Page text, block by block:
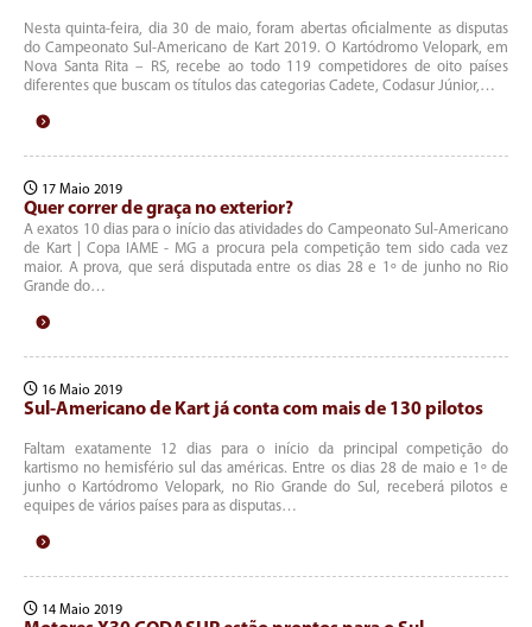
Nesta quinta-feira, dia 30 de maio, foram abertas oficialmente as disputas
do Campeonato Sul-Americano de Kart 2019. O Kartódromo Velopark, em
Nova Santa Rita – RS, recebe ao todo 119 competidores de oito países
diferentes que buscam os títulos das categorias Cadete, Codasur Júnior,…
17 Maio 2019
Quer correr de graça no exterior?
A exatos 10 dias para o início das atividades do Campeonato Sul-Americano
de Kart | Copa IAME - MG a procura pela competição tem sido cada vez
maior. A prova, que será disputada entre os dias 28 e 1º de junho no Rio
Grande do…
16 Maio 2019
Sul-Americano de Kart já conta com mais de 130 pilotos
Faltam exatamente 12 dias para o início da principal competição do
kartismo no hemisfério sul das américas. Entre os dias 28 de maio e 1º de
junho o Kartódromo Velopark, no Rio Grande do Sul, receberá pilotos e
equipes de vários países para as disputas…
14 Maio 2019